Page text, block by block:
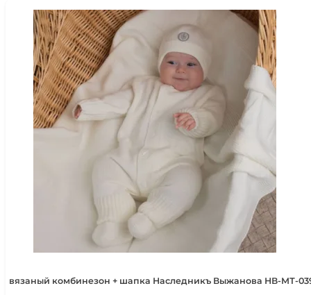
вязаный комбинезон + шапка Наследникъ Выжанова НВ-МТ-